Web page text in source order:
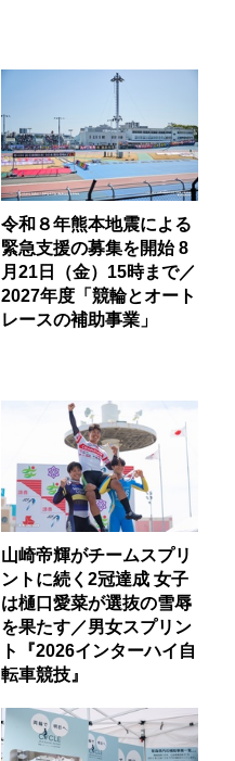
令和８年熊本地震による
緊急支援の募集を開始 8
月21日（金）15時まで／
2027年度「競輪とオート
レースの補助事業」
山崎帝輝がチームスプリ
ントに続く2冠達成 女子
は樋口愛菜が選抜の雪辱
を果たす／男女スプリン
ト『2026インターハイ自
転車競技』